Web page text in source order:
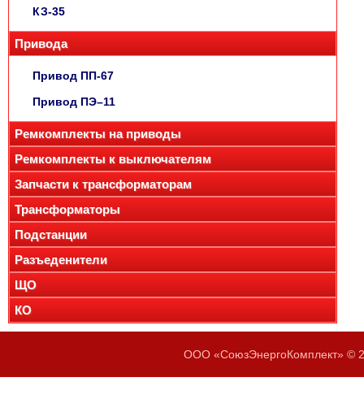
КЗ-35
Привода
Привод ПП-67
Привод ПЭ–11
Ремкомплекты на приводы
Ремкомплекты к выключателям
Запчасти к трансформаторам
Трансформаторы
Подстанции
Разъеденители
ЩО
КО
ООО «СоюзЭнергоКомплект» ©